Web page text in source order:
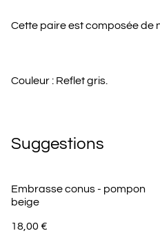
Cette paire est composée de
Couleur : Reflet gris.
Suggestions
Embrasse conus - pompon
beige
18,00 €